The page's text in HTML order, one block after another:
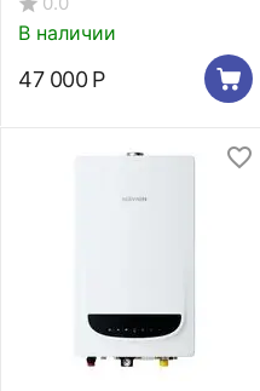
Comfort 30K
В наличии
47 000 Р